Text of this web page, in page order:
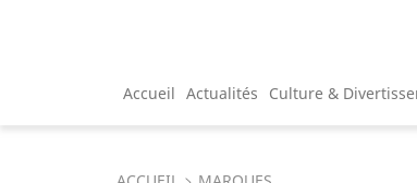
Accueil Actualités Culture &